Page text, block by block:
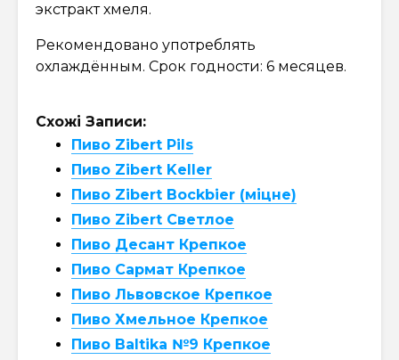
экстракт хмеля.
Рекомендовано употреблять
охлаждённым. Срок годности: 6 месяцев.
Схожі Записи:
Пиво Zibert Pils
Пиво Zibert Keller
Пиво Zibert Bockbier (міцне)
Пиво Zibert Светлое
Пиво Десант Крепкое
Пиво Сармат Крепкое
Пиво Львовское Крепкое
Пиво Хмельное Крепкое
Пиво Baltika №9 Крепкое